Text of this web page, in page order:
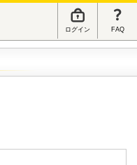
ログイン FAQ